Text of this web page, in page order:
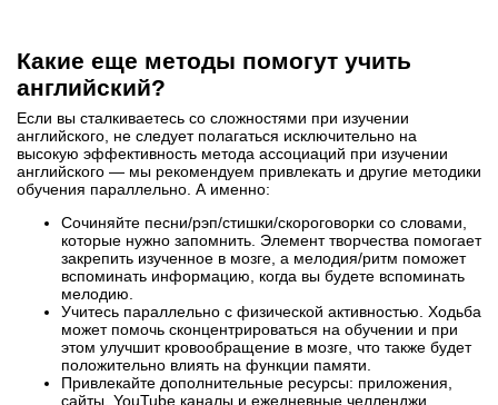
Какие еще методы помогут учить
английский?
Если вы сталкиваетесь со сложностями при изучении
английского, не следует полагаться исключительно на
высокую эффективность метода ассоциаций при изучении
английского — мы рекомендуем привлекать и другие методики
обучения параллельно. А именно:
Сочиняйте песни/рэп/стишки/скороговорки со словами,
которые нужно запомнить. Элемент творчества помогает
закрепить изученное в мозге, а мелодия/ритм поможет
вспоминать информацию, когда вы будете вспоминать
мелодию.
Учитесь параллельно с физической активностью. Ходьба
может помочь сконцентрироваться на обучении и при
этом улучшит кровообращение в мозге, что также будет
положительно влиять на функции памяти.
Привлекайте дополнительные ресурсы: приложения,
сайты, YouTube каналы и ежедневные челленджи